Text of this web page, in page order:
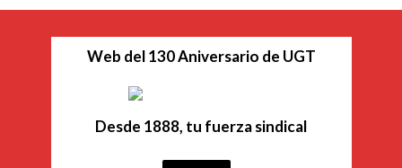
Web del 130 Aniversario de UGT
Desde 1888, tu fuerza sindical